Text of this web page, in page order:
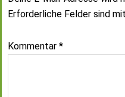
Erforderliche Felder sind mit
Kommentar *